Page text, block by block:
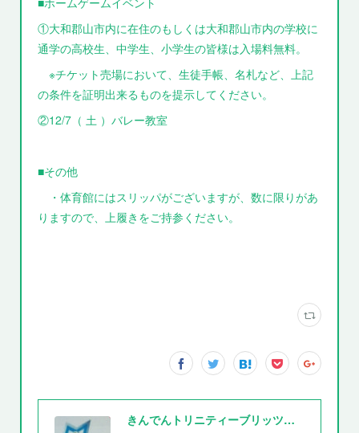
①大和郡山市内に在住のもしくは大和郡山市内の学校に
通学の高校生、中学生、小学生の皆様は入場料無料。
※チケット売場において、生徒手帳、名札など、上記
の条件を証明出来るものを提示してください。
②12/7（ 土 ）バレー教室
■その他
・体育館にはスリッパがございますが、数に限りがあ
りますので、上履きをご持参ください。
きんでんトリニティーブリッツ大阪